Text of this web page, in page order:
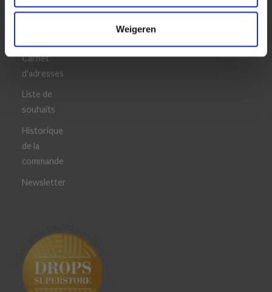
Weigeren
Carnet
d'adresses
Liste de
souhaits
Historique
de la
commande
Newsletter